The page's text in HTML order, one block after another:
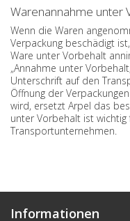
Warenannahme unter
Wenn die Waren
Verpackung beschädigt
Ware unter Vorbehalt
„Annahme unter
Unterschrift auf den
Öffnung der
wird, ersetzt Arpel das
unter Vorbehalt ist
Transportunternehmen.
Informationen